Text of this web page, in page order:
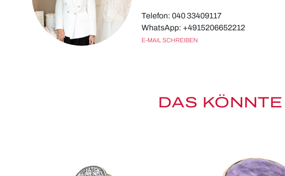
Telefon: 040 33409117
WhatsApp: +4915206652212
E-MAIL SCHREIBEN
DAS